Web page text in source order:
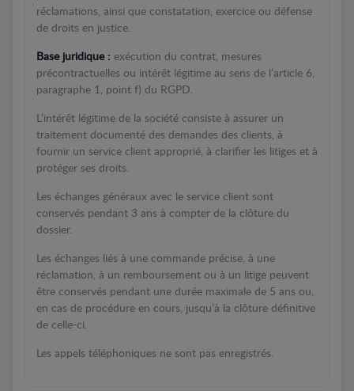
réclamations, ainsi que constatation, exercice ou défense
de droits en justice.
Base juridique : exécution du contrat, mesures
précontractuelles ou intérêt légitime au sens de l’article 6,
paragraphe 1, point f) du RGPD.
L’intérêt légitime de la société consiste à assurer un
traitement documenté des demandes des clients, à
fournir un service client approprié, à clarifier les litiges et à
protéger ses droits.
Les échanges généraux avec le service client sont
conservés pendant 3 ans à compter de la clôture du
dossier.
Les échanges liés à une commande précise, à une
réclamation, à un remboursement ou à un litige peuvent
être conservés pendant une durée maximale de 5 ans ou,
en cas de procédure en cours, jusqu’à la clôture définitive
de celle-ci.
Les appels téléphoniques ne sont pas enregistrés.